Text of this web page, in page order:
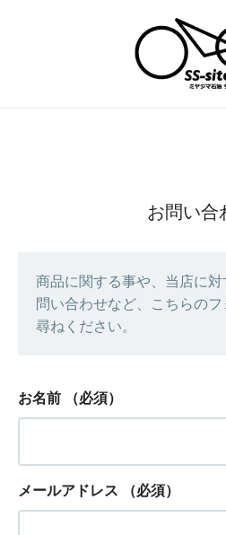
お問い合
商品に関する事や、当店に
問い合わせなど、こちらの
尋ねください。
お名前 （必須）
メールアドレス （必須）